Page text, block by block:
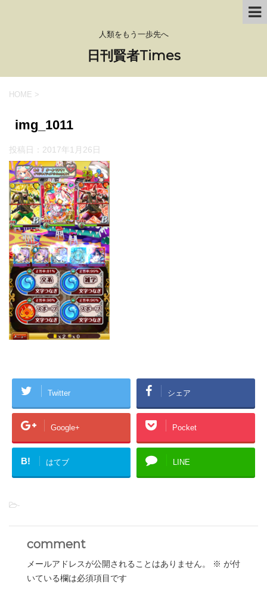
人類をもう一歩先へ
日刊賢者Times
HOME >
img_1011
投稿日： 2017年1月26日
Twitter シェア
Google+ Pocket
B! はてブ LINE
-
comment
メールアドレスが公開されることはありません。 ※ が付
いている欄は必須項目です